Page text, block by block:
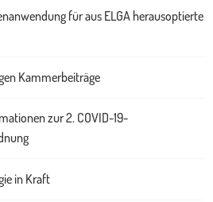
für aus ELGA herausoptierte
Kammerbeiträge
zur 2. COVID-19-
in Kraft